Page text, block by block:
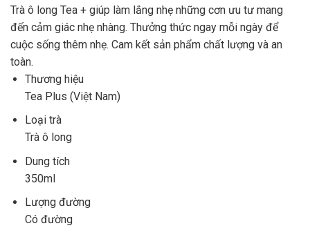
Trà ô long Tea + giúp làm lắng nhẹ những cơn ưu tư mang
đến cảm giác nhẹ nhàng. Thưởng thức ngay mỗi ngày để
cuộc sống thêm nhẹ. Cam kết sản phẩm chất lượng và an
toàn.
Thương hiệu
Tea Plus (Việt Nam)
Loại trà
Trà ô long
Dung tích
350ml
Lượng đường
Có đường